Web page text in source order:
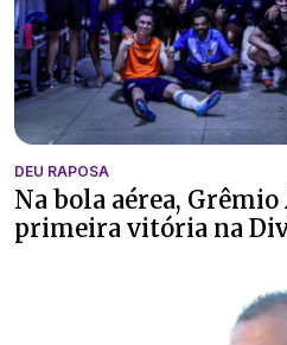
DEU RAPOSA
Na bola aérea,
primeira vitória na